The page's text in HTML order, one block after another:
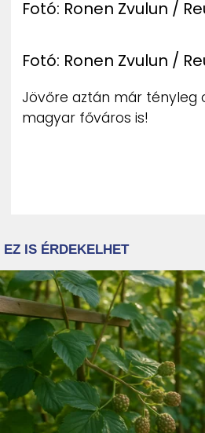
Fotó: Ronen Zvulun /
Fotó: Ronen Zvulun /
Jövőre aztán már tényleg
magyar főváros is!